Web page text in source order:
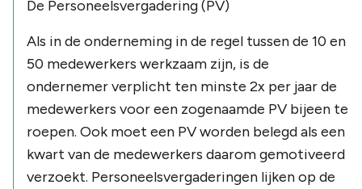
De Personeelsvergadering (PV)
Als in de onderneming in de regel tussen de 10 en
50 medewerkers werkzaam zijn, is de
ondernemer verplicht ten minste 2x per jaar de
medewerkers voor een zogenaamde PV bijeen te
roepen. Ook moet een PV worden belegd als een
kwart van de medewerkers daarom gemotiveerd
verzoekt. Personeelsvergaderingen lijken op de